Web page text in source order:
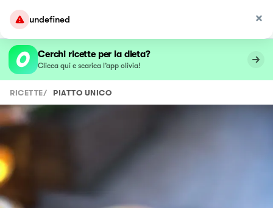
undefined
Cerchi ricette per la dieta?
Clicca qui e scarica l’app olivia!
RICETTE/ PIATTO UNICO